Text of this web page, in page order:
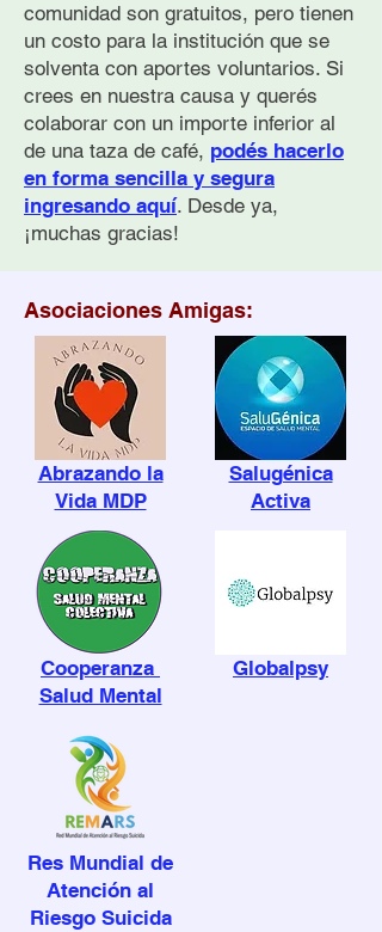
Cómo Ayudar a
Personas con
Pensamientos Suicidas:
Guía Práctica
comunidad son gratuitos, pero tienen
un costo para la institución que se
solventa con aportes voluntarios. Si
crees en nuestra causa y querés
colaborar con un importe inferior al
de una taza de café, podés hacerlo
en forma sencilla y segura
ingresando aquí. Desde ya,
¡muchas gracias!
Asociaciones Amigas:
Abrazando la
Vida MDP
Cooperanza
Salud Mental
Res Mundial de
Atención al
Riesgo Suicida
Salugénica
Activa
Globalpsy